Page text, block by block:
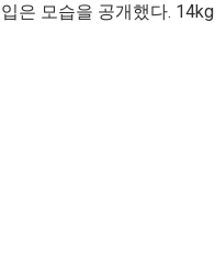
은 모습을 공개했다. 14kg